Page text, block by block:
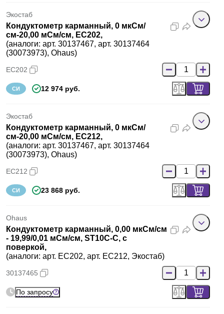
Экостаб
Кондуктометр карманный, 0 мкСм/
см-20,00 мСм/см, EC202,
(аналоги: арт. 30137467, арт. 30137464
(30073973), Ohaus)
EC202
СИ 12 974 руб.
Экостаб
Кондуктометр карманный, 0 мкСм/
см-20,00 мСм/см, EC212,
(аналоги: арт. 30137467, арт. 30137464
(30073973), Ohaus)
EC212
СИ 23 868 руб.
Ohaus
Кондуктометр карманный, 0,00 мкСм/см
- 19,99/0,01 мСм/см, ST10C-C, с
поверкой,
(аналоги: арт. EC202, арт. EC212, Экостаб)
30137465
По запросу